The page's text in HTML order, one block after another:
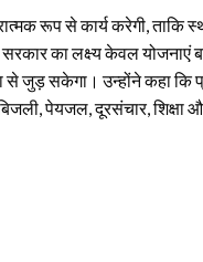
रूप से कार्य करेगी, ताकि
का लक्ष्य केवल योजनाएं
जुड़ सकेगा। उन्होंने कहा कि
पेयजल, दूरसंचार,